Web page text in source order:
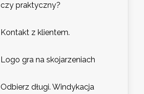
czy praktyczny?
Kontakt z klientem.
Logo gra na skojarzeniach
Odbierz długi. Windykacja